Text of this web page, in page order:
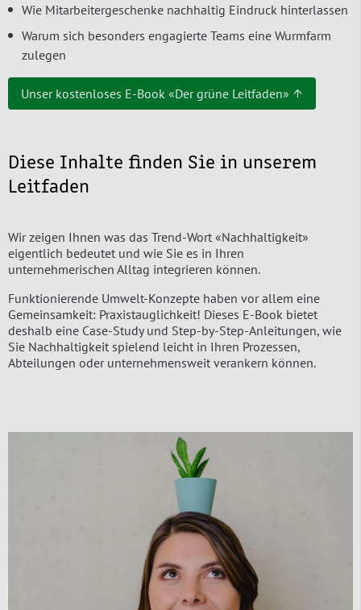
Wie Mitarbeitergeschenke nachhaltig Eindruck hinterlassen
Warum sich besonders engagierte Teams eine Wurmfarm
zulegen
Unser kostenloses E-Book «Der grüne Leitfaden» ↑
Diese Inhalte finden Sie in unserem
Leitfaden
Wir zeigen Ihnen was das Trend-Wort «Nachhaltigkeit»
eigentlich bedeutet und wie Sie es in Ihren
unternehmerischen Alltag integrieren können.
Funktionierende Umwelt-Konzepte haben vor allem eine
Gemeinsamkeit: Praxistauglichkeit! Dieses E-Book bietet
deshalb eine Case-Study und Step-by-Step-Anleitungen, wie
Sie Nachhaltigkeit spielend leicht in Ihren Prozessen,
Abteilungen oder unternehmensweit verankern können.